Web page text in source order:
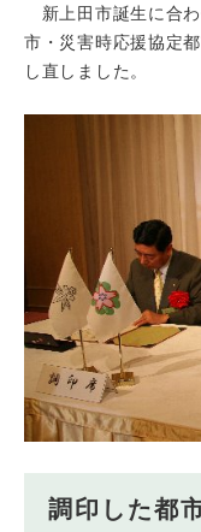
新上田市誕生に合
市・災害時応援協定
し直しました。
調印した都